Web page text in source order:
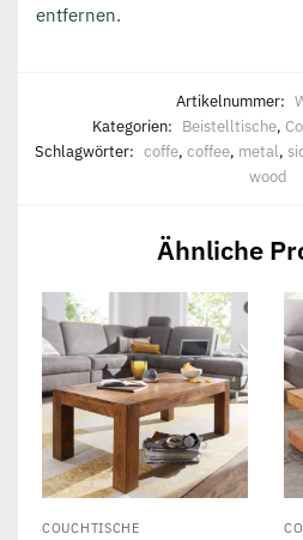
entfernen.
Artikelnummer:
Kategorien: Beistelltische,
Schlagwörter: coffe, coffee, metal,
wood
Ähnliche
COUCHTISCHE